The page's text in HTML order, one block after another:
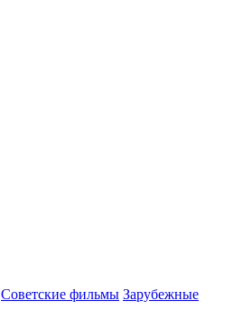
Советские фильмы Зарубежные